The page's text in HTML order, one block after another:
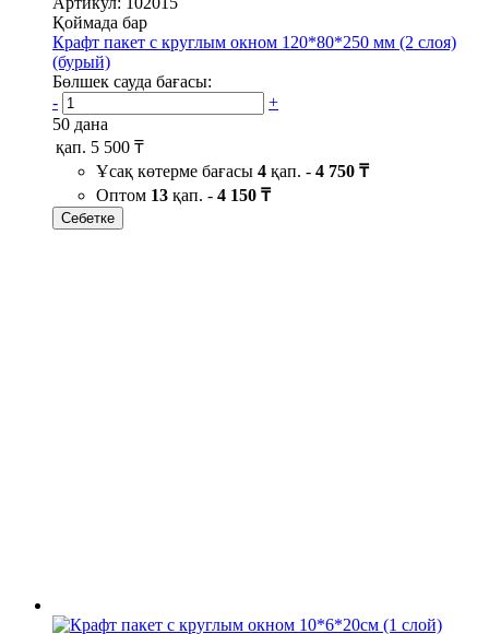
Қоймада бар
Крафт пакет с круглым окном 120*80*250 мм (2 слоя)
(бурый)
Бөлшек сауда бағасы:
-
+
50 дана
қап. 5 500 ₸
Ұсақ көтерме бағасы 4 қап. - 4 750 ₸
Оптом 13 қап. - 4 150 ₸
Себетке